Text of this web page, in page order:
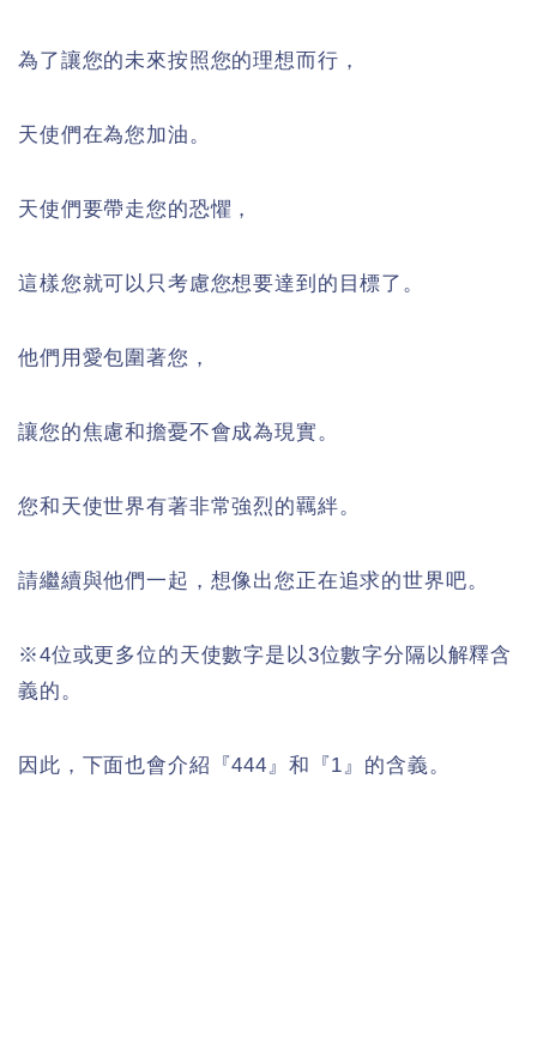
為了讓您的未來按照您的理想而行，
天使們在為您加油。
天使們要帶走您的恐懼，
這樣您就可以只考慮您想要達到的目標了。
他們用愛包圍著您，
讓您的焦慮和擔憂不會成為現實。
您和天使世界有著非常強烈的羈絆。
請繼續與他們一起，想像出您正在追求的世界吧。
※4位或更多位的天使數字是以3位數字分隔以解釋含
義的。
因此，下面也會介紹『444』和『1』的含義。